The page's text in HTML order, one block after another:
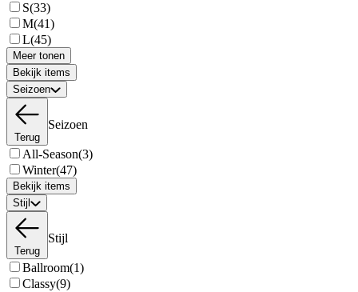
S(33)
M(41)
L(45)
Meer tonen
Bekijk items
Seizoen
Terug
Seizoen
All-Season(3)
Winter(47)
Bekijk items
Stijl
Terug
Stijl
Ballroom(1)
Classy(9)